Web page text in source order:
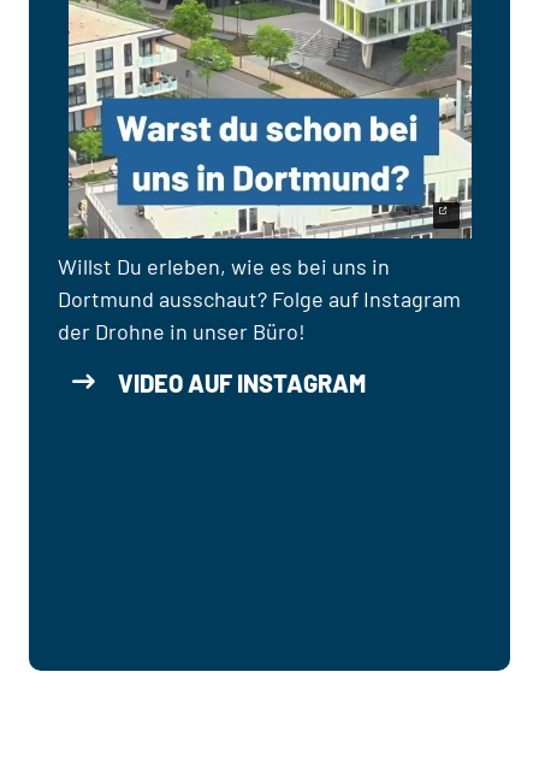
Willst Du erleben, wie es bei uns in
Dortmund ausschaut? Folge auf Instagram
der Drohne in unser Büro!
VIDEO AUF INSTAGRAM